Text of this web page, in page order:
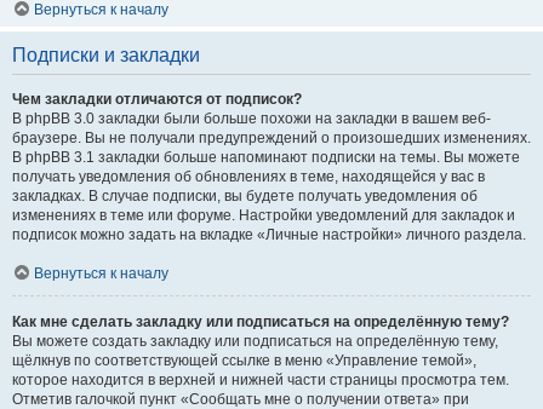
Вернуться к началу
Подписки и закладки
Чем закладки отличаются от подписок?
В phpBB 3.0 закладки были больше похожи на закладки в вашем веб-
браузере. Вы не получали предупреждений о произошедших изменениях.
В phpBB 3.1 закладки больше напоминают подписки на темы. Вы можете
получать уведомления об обновлениях в теме, находящейся у вас в
закладках. В случае подписки, вы будете получать уведомления об
изменениях в теме или форуме. Настройки уведомлений для закладок и
подписок можно задать на вкладке «Личные настройки» личного раздела.
Вернуться к началу
Как мне сделать закладку или подписаться на определённую тему?
Вы можете создать закладку или подписаться на определённую тему,
щёлкнув по соответствующей ссылке в меню «Управление темой»,
которое находится в верхней и нижней части страницы просмотра тем.
Отметив галочкой пункт «Сообщать мне о получении ответа» при